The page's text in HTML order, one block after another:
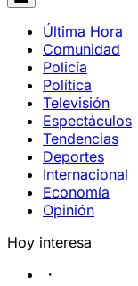
Última Hora
Comunidad
Policía
Política
Televisión
Espectáculos
Tendencias
Deportes
Internacional
Economía
Opinión
Hoy interesa